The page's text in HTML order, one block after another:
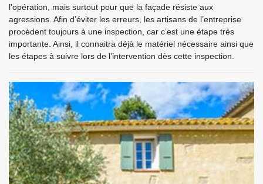
l’opération, mais surtout pour que la façade résiste aux
agressions. Afin d’éviter les erreurs, les artisans de l’entreprise
procèdent toujours à une inspection, car c’est une étape très
importante. Ainsi, il connaitra déjà le matériel nécessaire ainsi que
les étapes à suivre lors de l’intervention dès cette inspection.